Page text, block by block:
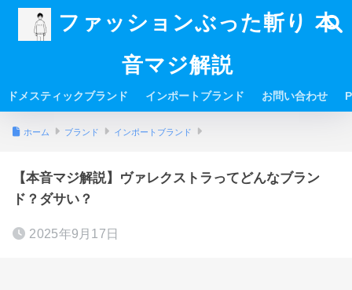
ファッションぶった斬り 本
音マジ解説
ドメスティックブランド インポートブランド お問い合わせ
ホーム ブランド インポートブランド
【本音マジ解説】ヴァレクストラってどんなブラン
ド？ダサい？
2025年9月17日